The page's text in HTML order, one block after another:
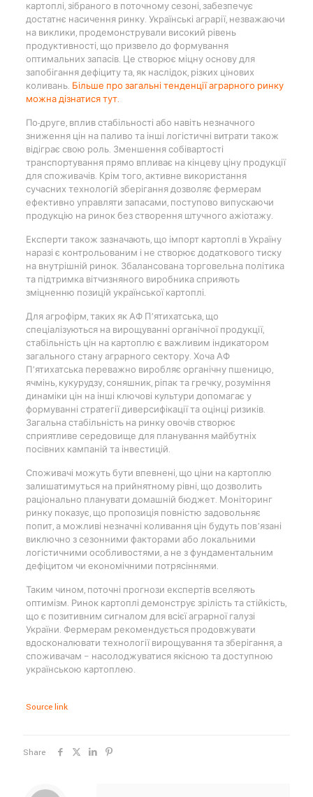
картоплі, зібраного в поточному сезоні, забезпечує
достатнє насичення ринку. Українські аграрії, незважаючи
на виклики, продемонстрували високий рівень
продуктивності, що призвело до формування
оптимальних запасів. Це створює міцну основу для
запобігання дефіциту та, як наслідок, різких цінових
коливань. Більше про загальні тенденції аграрного ринку
можна дізнатися тут.
По-друге, вплив стабільності або навіть незначного
зниження цін на паливо та інші логістичні витрати також
відіграє свою роль. Зменшення собівартості
транспортування прямо впливає на кінцеву ціну продукції
для споживачів. Крім того, активне використання
сучасних технологій зберігання дозволяє фермерам
ефективно управляти запасами, поступово випускаючи
продукцію на ринок без створення штучного ажіотажу.
Експерти також зазначають, що імпорт картоплі в Україну
наразі є контрольованим і не створює додаткового тиску
на внутрішній ринок. Збалансована торговельна політика
та підтримка вітчизняного виробника сприяють
зміцненню позицій української картоплі.
Для агрофірм, таких як АФ П’ятихатська, що
спеціалізуються на вирощуванні органічної продукції,
стабільність цін на картоплю є важливим індикатором
загального стану аграрного сектору. Хоча АФ
П’ятихатська переважно виробляє органічну пшеницю,
ячмінь, кукурудзу, соняшник, ріпак та гречку, розуміння
динаміки цін на інші ключові культури допомагає у
формуванні стратегії диверсифікації та оцінці ризиків.
Загальна стабільність на ринку овочів створює
сприятливе середовище для планування майбутніх
посівних кампаній та інвестицій.
Споживачі можуть бути впевнені, що ціни на картоплю
залишатимуться на прийнятному рівні, що дозволить
раціонально планувати домашній бюджет. Моніторинг
ринку показує, що пропозиція повністю задовольняє
попит, а можливі незначні коливання цін будуть пов’язані
виключно з сезонними факторами або локальними
логістичними особливостями, а не з фундаментальним
дефіцитом чи економічними потрясіннями.
Таким чином, поточні прогнози експертів вселяють
оптимізм. Ринок картоплі демонструє зрілість та стійкість,
що є позитивним сигналом для всієї аграрної галузі
України. Фермерам рекомендується продовжувати
вдосконалювати технології вирощування та зберігання, а
споживачам – насолоджуватися якісною та доступною
українською картоплею.
Source link
Share